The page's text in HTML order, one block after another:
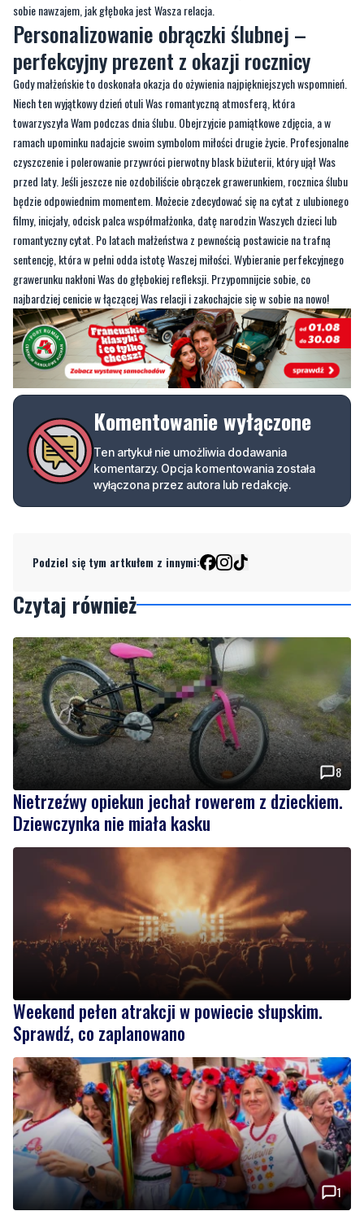
sobie nawzajem, jak głęboka jest Wasza relacja.
Personalizowanie obrączki ślubnej –
perfekcyjny prezent z okazji rocznicy
Gody małżeńskie to doskonała okazja do ożywienia najpiękniejszych wspomnień.
Niech ten wyjątkowy dzień otuli Was romantyczną atmosferą, która
towarzyszyła Wam podczas dnia ślubu. Obejrzyjcie pamiątkowe zdjęcia, a w
ramach upominku nadajcie swoim symbolom miłości drugie życie. Profesjonalne
czyszczenie i polerowanie przywróci pierwotny blask biżuterii, który ujął Was
przed laty. Jeśli jeszcze nie ozdobiliście obrączek grawerunkiem, rocznica ślubu
będzie odpowiednim momentem. Możecie zdecydować się na cytat z ulubionego
filmy, inicjały, odcisk palca współmałżonka, datę narodzin Waszych dzieci lub
romantyczny cytat. Po latach małżeństwa z pewnością postawicie na trafną
sentencję, która w pełni odda istotę Waszej miłości. Wybieranie perfekcyjnego
grawerunku nakłoni Was do głębokiej refleksji. Przypomnijcie sobie, co
najbardziej cenicie w łączącej Was relacji i zakochajcie się w sobie na nowo!
Komentowanie wyłączone
Ten artykuł nie umożliwia dodawania
komentarzy. Opcja komentowania została
wyłączona przez autora lub redakcję.
Podziel się tym artkułem z innymi:
Czytaj również
8
Nietrzeźwy opiekun jechał rowerem z dzieckiem.
Dziewczynka nie miała kasku
Weekend pełen atrakcji w powiecie słupskim.
Sprawdź, co zaplanowano
1